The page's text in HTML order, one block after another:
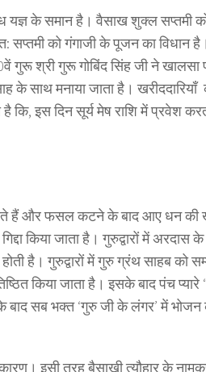
यज्ञ के समान है। वैसाख शुक्‍ल सप्‍तमी
सप्‍तमी को गंगाजी के पूजन का विधान
श्री गुरू गोबिंद सिंह जी ने खालसा
के साथ मनाया जाता है।
कि, इस दिन सूर्य मेष राशि में प्रवेश
हैं और फसल कटने के बाद आए धन की
किया जाता है। गुरुद्वारों में
है। गुरुद्वारों में गुरु ग्रंथ साहब को
किया जाता है। इसके बाद पंच प्यारे
बाद सब भक्त ‘गुरु जी के लंगर’ में
इसी तरह बैसाखीत्यौहारके